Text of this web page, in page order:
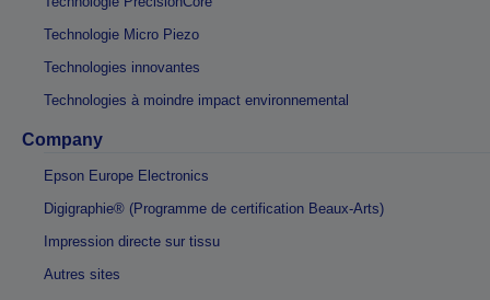
Technologie Micro Piezo
Technologies innovantes
Technologies à moindre impact environnemental
Company
Epson Europe Electronics
Digigraphie® (Programme de certification Beaux-Arts)
Impression directe sur tissu
Autres sites